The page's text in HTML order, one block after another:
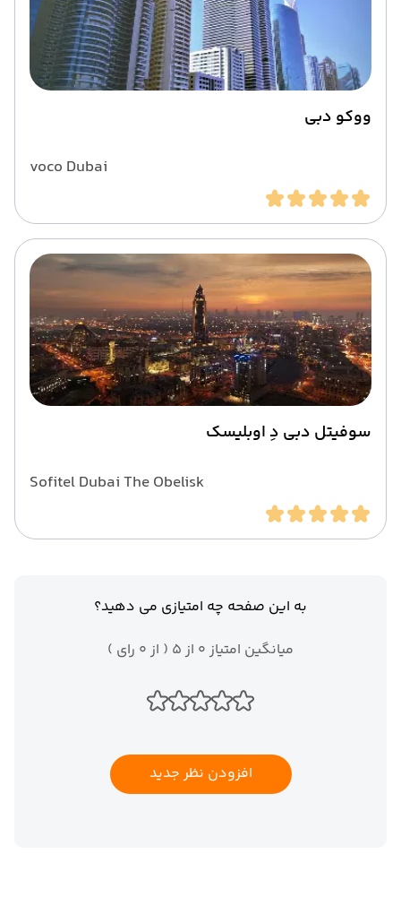
ووکو دبی
voco Dubai
سوفیتل دبی دِ اوبلیسک
Sofitel Dubai The Obelisk
به این صفحه چه امتیازی می دهید؟
میانگین امتیاز 0 از 5 ( از 0 رای )
افزودن نظر جدید